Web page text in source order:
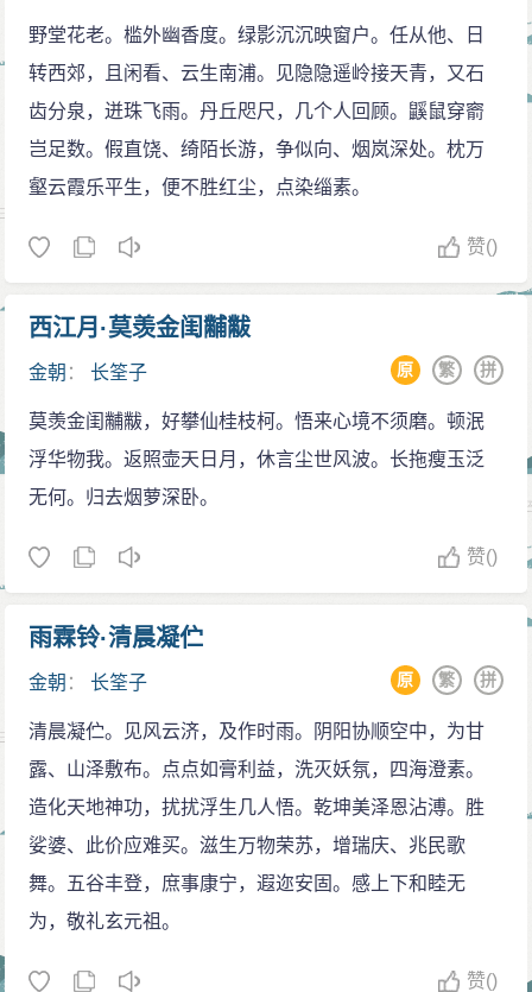
野堂花老。槛外幽香度。绿影沉沉映窗户。任从他、日
转西郊，且闲看、云生南浦。见隐隐遥岭接天青，又石
齿分泉，迸珠飞雨。丹丘咫尺，几个人回顾。鼷鼠穿窬
岂足数。假直饶、绮陌长游，争似向、烟岚深处。枕万
壑云霞乐平生，便不胜红尘，点染缁素。
赞()
西江月·莫羡金闺黼黻
金朝 ：长筌子 拼
繁
原
莫羡金闺黼黻，好攀仙桂枝柯。悟来心境不须磨。顿泯
浮华物我。返照壶天日月，休言尘世风波。长拖瘦玉泛
无何。归去烟萝深卧。
赞()
雨霖铃·清晨凝伫
金朝 ：长筌子 拼
繁
原
清晨凝伫。见风云济，及作时雨。阴阳协顺空中，为甘
露、山泽敷布。点点如膏利益，洗灭妖氛，四海澄素。
造化天地神功，扰扰浮生几人悟。乾坤美泽恩沾溥。胜
娑婆、此价应难买。滋生万物荣苏，增瑞庆、兆民歌
舞。五谷丰登，庶事康宁，遐迩安固。感上下和睦无
为，敬礼玄元祖。
赞()